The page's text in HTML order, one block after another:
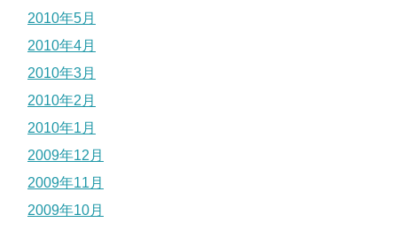
2010年5月
2010年4月
2010年3月
2010年2月
2010年1月
2009年12月
2009年11月
2009年10月